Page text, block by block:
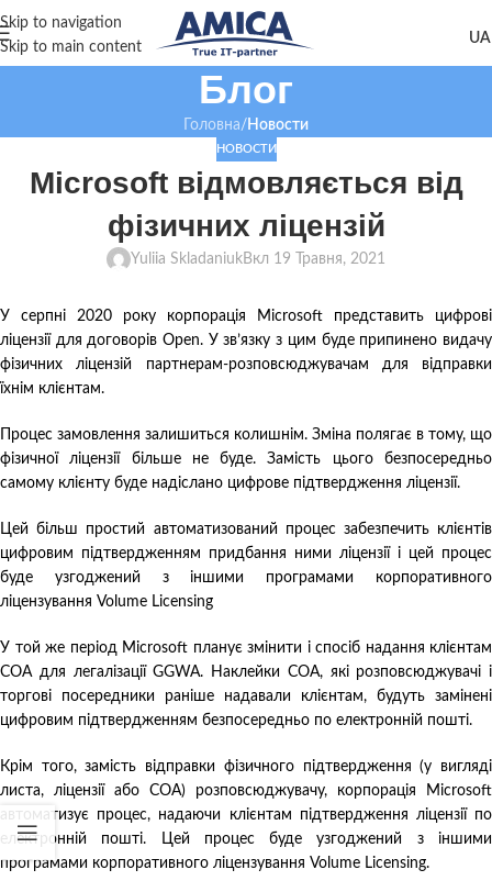
Skip to navigation
Skip to main content
Блог
Головна/ Новости
НОВОСТИ
Microsoft відмовляється від
фізичних ліцензій
Yuliia SkladaniukВкл 19 Травня, 2021
У серпні 2020 року корпорація Microsoft представить цифрові
ліцензії для договорів Open. У зв’язку з цим буде припинено видачу
фізичних ліцензій партнерам-розповсюджувачам для відправки
їхнім клієнтам.
Процес замовлення залишиться колишнім. Зміна полягає в тому, що
фізичної ліцензії більше не буде. Замість цього безпосередньо
самому клієнту буде надіслано цифрове підтвердження ліцензії.
Цей більш простий автоматизований процес забезпечить клієнтів
цифровим підтвердженням придбання ними ліцензії і цей процес
буде узгоджений з іншими програмами корпоративного
ліцензування Volume Licensing
У той же період Microsoft планує змінити і спосіб надання клієнтам
COA для легалізації GGWA. Наклейки COA, які розповсюджувачі і
торгові посередники раніше надавали клієнтам, будуть замінені
цифровим підтвердженням безпосередньо по електронній пошті.
Крім того, замість відправки фізичного підтвердження (у вигляді
листа, ліцензії або COA) розповсюджувачу, корпорація Microsoft
автоматизує процес, надаючи клієнтам підтвердження ліцензії по
електронній пошті. Цей процес буде узгоджений з іншими
програмами корпоративного ліцензування Volume Licensing.